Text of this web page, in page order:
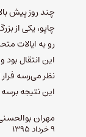
چند روز پیش
چاپو، یکی از
این انتقال
نظر می‌رسه
این نتیجه
مهران
۹ خرداد ۱۳۹۵